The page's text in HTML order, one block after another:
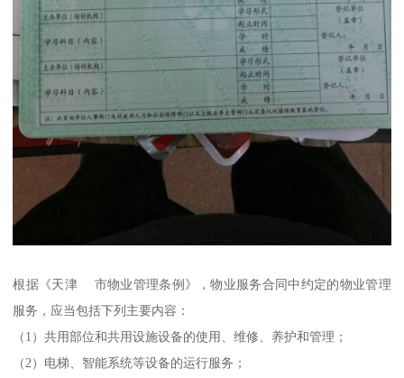
根据《天津 市物业管理条例》，物业服务合同中约定的物业管理
服务，应当包括下列主要内容：
（1）共用部位和共用设施设备的使用、维修、养护和管理；
（2）电梯、智能系统等设备的运行服务；